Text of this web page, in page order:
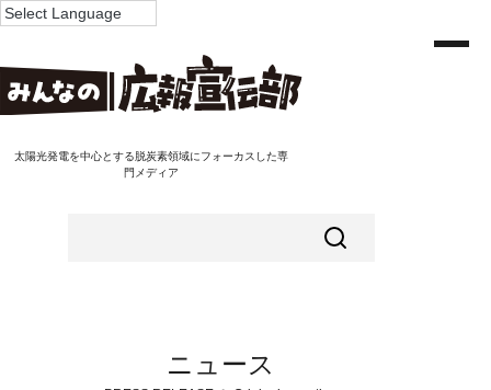
太陽光発電を中心とする脱炭素領域にフォーカスした専
門メディア
ニュース